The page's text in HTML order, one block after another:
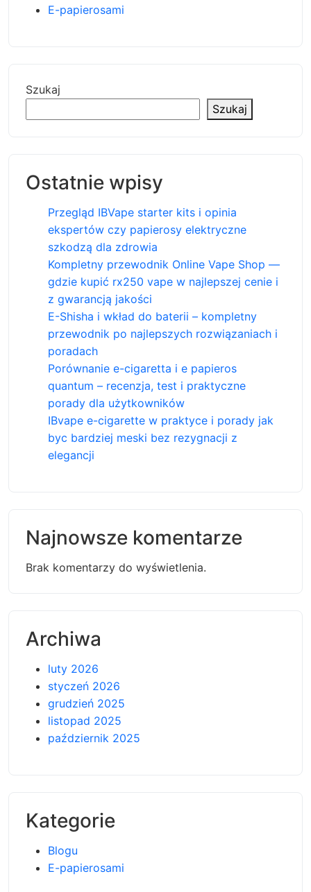
E-papierosami
Szukaj
Szukaj
Ostatnie wpisy
Przegląd IBVape starter kits i opinia
ekspertów czy papierosy elektryczne
szkodzą dla zdrowia
Kompletny przewodnik Online Vape Shop —
gdzie kupić rx250 vape w najlepszej cenie i
z gwarancją jakości
E-Shisha i wkład do baterii – kompletny
przewodnik po najlepszych rozwiązaniach i
poradach
Porównanie e-cigaretta i e papieros
quantum – recenzja, test i praktyczne
porady dla użytkowników
IBvape e-cigarette w praktyce i porady jak
byc bardziej meski bez rezygnacji z
elegancji
Najnowsze komentarze
Brak komentarzy do wyświetlenia.
Archiwa
luty 2026
styczeń 2026
grudzień 2025
listopad 2025
październik 2025
Kategorie
Blogu
E-papierosami